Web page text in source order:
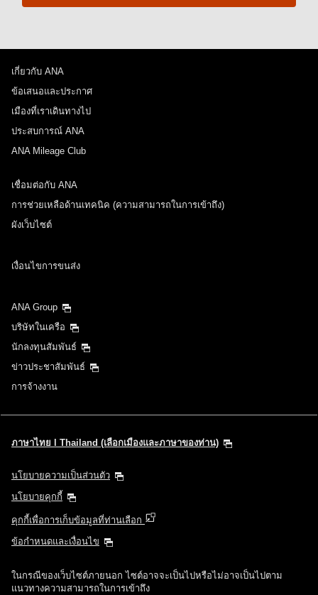
เกี่ยวกับ ANA
ข้อเสนอและประกาศ
เมืองที่เราเดินทางไป
ประสบการณ์ ANA
ANA Mileage Club
เชื่อมต่อกับ ANA
การช่วยเหลือด้านเทคนิค (ความสามารถในการเข้าถึง)
ผังเว็บไซต์
เงื่อนไขการขนส่ง
ANA Group
บริษัทในเครือ
นักลงทุนสัมพันธ์
ข่าวประชาสัมพันธ์
การจ้างงาน
ภาษาไทย l Thailand (เลือกเมืองและภาษาของท่าน)
นโยบายความเป็นส่วนตัว
นโยบายคุกกี้
คุกกี้เพื่อการเก็บข้อมูลที่ท่านเลือก
ข้อกำหนดและเงื่อนไข
ในกรณีของเว็บไซต์ภายนอก ไซต์อาจจะเป็นไปหรือไม่อาจเป็นไปตาม
แนวทางความสามารถในการเข้าถึง